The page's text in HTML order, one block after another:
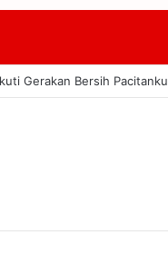
Bahas KUA-PPAS